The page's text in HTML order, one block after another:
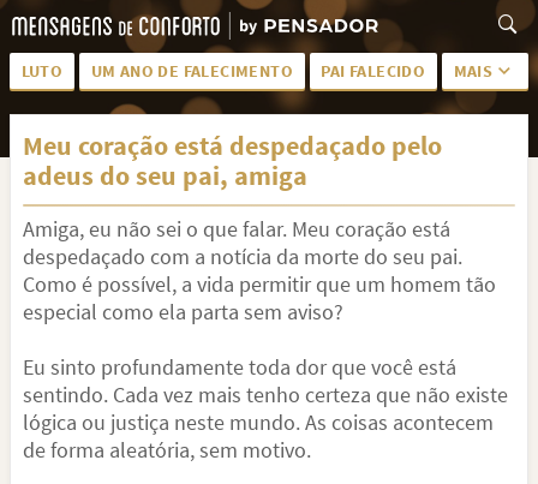
LUTO UM ANO DE FALECIMENTO PAI FALECIDO MAIS
LUTO PARA AMIGA PALAVRAS
SAUDADES DA MÃE PÊSAMES
PÊSAMES PARA AMIGA DESCANSE EM PAZ
MEUS SENTIMENTOS PÊSAMES PARA AMIGO
FRASES DE LUTO PARA AMIGO FIM DE NAMORO
Meu coração está despedaçado pelo
adeus do seu pai, amiga
Amiga, eu não sei o que falar. Meu coração está
despedaçado com a notícia da morte do seu pai.
Como é possível, a vida permitir que um homem tão
especial como ela parta sem aviso?
Eu sinto profundamente toda dor que você está
sentindo. Cada vez mais tenho certeza que não existe
lógica ou justiça neste mundo. As coisas acontecem
de forma aleatória, sem motivo.